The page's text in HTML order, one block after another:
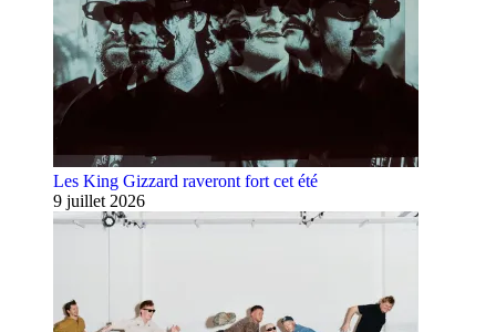
Les King Gizzard raveront fort cet été
9 juillet 2026